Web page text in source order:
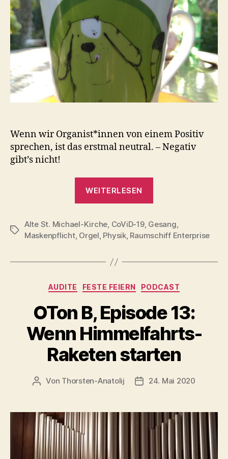
Positiv
von
Geisteshand
Wenn wir Organist*innen von einem Positiv
sprechen, ist das erstmal neutral. – Negativ
gibt’s nicht!
WEITERLESEN
29:
Positiv
Schlagwörter
Alte St. Michael-Kirche, CoViD-19, Gesang,
Maskenpflicht, Orgel, Physik, Raumschiff Enterprise
Kategorien
AUDITE FESTE FEIERN PODCAST
OTon B, Episode 13:
Wenn Himmelfahrts-
Raketen starten
Beitragsautor
Von Thorsten-Anatolij Veröffentlichungsdatum
24. Mai 2020